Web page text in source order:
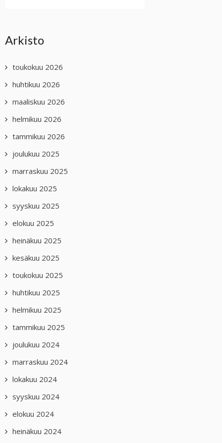
Arkisto
toukokuu 2026
huhtikuu 2026
maaliskuu 2026
helmikuu 2026
tammikuu 2026
joulukuu 2025
marraskuu 2025
lokakuu 2025
syyskuu 2025
elokuu 2025
heinäkuu 2025
kesäkuu 2025
toukokuu 2025
huhtikuu 2025
helmikuu 2025
tammikuu 2025
joulukuu 2024
marraskuu 2024
lokakuu 2024
syyskuu 2024
elokuu 2024
heinäkuu 2024